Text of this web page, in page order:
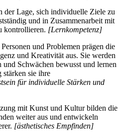
der Lage, sich individuelle Ziele zu
und in Zusammenarbeit mit
kontrollieren. [Lernkompetenz]
und Problemen prägen die
und Kreativität aus. Sie werden
Schwächen bewusst und lernen
stärken sie ihre
für individuelle Stärken und
mit Kunst und Kultur bilden die
weiter aus und entwickeln
[ästhetisches Empfinden]